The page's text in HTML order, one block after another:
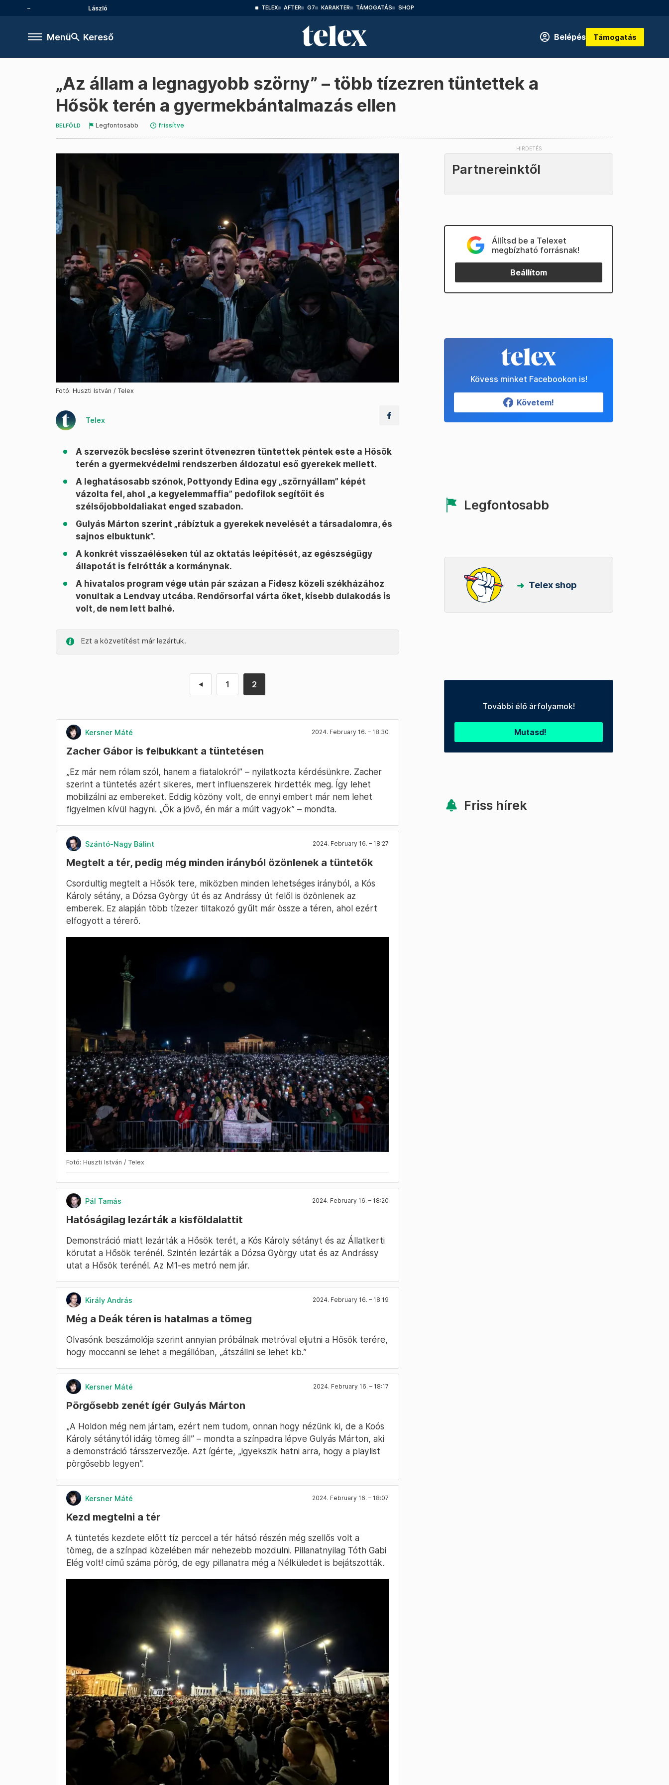
László TELEX AFTER G7 KARAKTER TÁMOGATÁS SHOP
Menü Kereső Belépés Támogatás
„Az állam a legnagyobb szörny” – több tízezren tüntettek a
Hősök terén a gyermekbántalmazás ellen
BELFÖLD Legfontosabb frissítve
Fotó: Huszti István / Telex
Telex
A szervezők becslése szerint ötvenezren tüntettek péntek este a Hősök
terén a gyermekvédelmi rendszerben áldozatul eső gyerekek mellett.
A leghatásosabb szónok, Pottyondy Edina egy „szörnyállam” képét
vázolta fel, ahol „a kegyelemmaffia” pedofilok segítőit és
szélsőjobboldaliakat enged szabadon.
Gulyás Márton szerint „rábíztuk a gyerekek nevelését a társadalomra, és
sajnos elbuktunk”.
A konkrét visszaéléseken túl az oktatás leépítését, az egészségügy
állapotát is felrótták a kormánynak.
A hivatalos program vége után pár százan a Fidesz közeli székházához
vonultak a Lendvay utcába. Rendőrsorfal várta őket, kisebb dulakodás is
volt, de nem lett balhé.
Ezt a közvetítést már lezártuk.
◄ 1 2
Kersner Máté 2024. February 16. – 18:30
Zacher Gábor is felbukkant a tüntetésen
„Ez már nem rólam szól, hanem a fiatalokról” – nyilatkozta kérdésünkre. Zacher
szerint a tüntetés azért sikeres, mert influenszerek hirdették meg. Így lehet
mobilizálni az embereket. Eddig közöny volt, de ennyi embert már nem lehet
figyelmen kívül hagyni. „Ők a jövő, én már a múlt vagyok” – mondta.
Szántó-Nagy Bálint 2024. February 16. – 18:27
Megtelt a tér, pedig még minden irányból özönlenek a tüntetők
Csordultig megtelt a Hősök tere, miközben minden lehetséges irányból, a Kós
Károly sétány, a Dózsa György út és az Andrássy út felől is özönlenek az
emberek. Ez alapján több tízezer tiltakozó gyűlt már össze a téren, ahol ezért
elfogyott a térerő.
Fotó: Huszti István / Telex
Pál Tamás 2024. February 16. – 18:20
Hatóságilag lezárták a kisföldalattit
Demonstráció miatt lezárták a Hősök terét, a Kós Károly sétányt és az Állatkerti
körutat a Hősök terénél. Szintén lezárták a Dózsa György utat és az Andrássy
utat a Hősök terénél. Az M1-es metró nem jár.
Király András 2024. February 16. – 18:19
Még a Deák téren is hatalmas a tömeg
Olvasónk beszámolója szerint annyian próbálnak metróval eljutni a Hősök terére,
hogy moccanni se lehet a megállóban, „átszállni se lehet kb.”
Kersner Máté 2024. February 16. – 18:17
Pörgősebb zenét ígér Gulyás Márton
„A Holdon még nem jártam, ezért nem tudom, onnan hogy nézünk ki, de a Koós
Károly sétánytól idáig tömeg áll” – mondta a színpadra lépve Gulyás Márton, aki
a demonstráció társszervezője. Azt ígérte, „igyekszik hatni arra, hogy a playlist
pörgősebb legyen”.
Kersner Máté 2024. February 16. – 18:07
Kezd megtelni a tér
A tüntetés kezdete előtt tíz perccel a tér hátsó részén még szellős volt a
tömeg, de a színpad közelében már nehezebb mozdulni. Pillanatnyilag Tóth Gabi
Elég volt! című száma pörög, de egy pillanatra még a Nélküledet is bejátszották.
Partnereinktől
Állítsd be a Telexet
megbízható forrásnak!
Beállítom
Kövess minket Facebookon is!
Követem!
Legfontosabb
Telex shop
További élő árfolyamok!
Mutasd!
Friss hírek